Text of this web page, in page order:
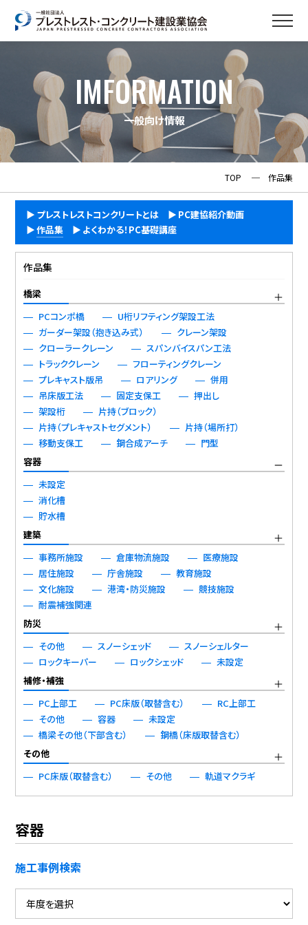
IMFORMATION
一般向け情報
TOP ─ 作品集
プレストレストコンクリートとは
PC建協紹介動画
作品集
よくわかる！PC基礎講座
作品集
橋梁
PCコンポ橋
U桁リフティング架設工法
ガーダー架設（抱き込み式）
クレーン架設
クローラークレーン
スパンバイスパン工法
トラッククレーン
フローティングクレーン
プレキャスト版吊
ロアリング
併用
吊床版工法
固定支保工
押出し
架設桁
片持（ブロック）
片持（プレキャストセグメント）
片持（場所打）
移動支保工
鋼合成アーチ
門型
容器
未設定
消化槽
貯水槽
建築
事務所施設
倉庫物流施設
医療施設
居住施設
庁舎施設
教育施設
文化施設
港湾・防災施設
競技施設
耐震補強関連
防災
その他
スノーシェッド
スノーシェルター
ロックキーパー
ロックシェッド
未設定
補修・補強
PC上部工
PC床版（取替含む）
RC上部工
その他
容器
未設定
橋梁その他（下部含む）
鋼橋（床版取替含む）
その他
PC床版（取替含む）
その他 軌道マクラギ
容器
施工事例検索